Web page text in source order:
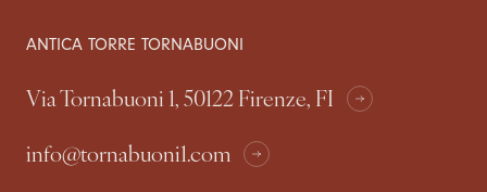
ANTICA TORRE TORNABUONI
Via Tornabuoni 1, 50122 Firenze, FI
info@tornabuoni1.com